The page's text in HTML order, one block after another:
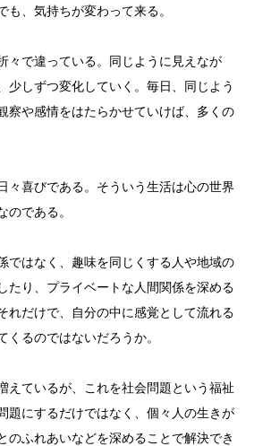
も、気持ちが変わって来る。
々で違っている。同じように見えなが
少しずつ変化していく。毎日、同じよう
察や感情をはたらかせていけば、多くの
々喜びである。そういう生活は心の世界
のである。
ではなく、趣味を同じくする人や地域の
たり、プライベートな人間関係を深める
れだけで、自分の中に感覚として流れる
くるのではないだろうか。
えているが、これを社会問題という福祉
題にするだけではなく、個々人の生きが
のふれあいなどを深めることで解決でき